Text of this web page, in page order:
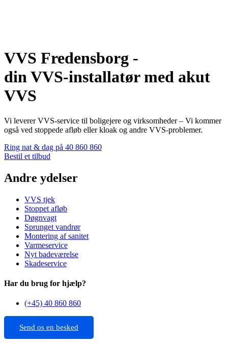
VVS Fredensborg -
din VVS-installatør med akut
VVS
Vi leverer VVS-service til boligejere og virksomheder – Vi kommer
også ved stoppede afløb eller kloak og andre VVS-problemer.
Ring nat & dag på 40 860 860
Bestil et tilbud
Andre ydelser
VVS tjek
Stoppet afløb
Døgnvagt
Sprunget vandrør
Montering af sanitet
Varmeservice
Nyt badeværelse
Skadeservice
Har du brug for hjælp?
(+45) 40 860 860
Send os en besked